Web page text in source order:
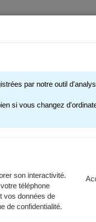
qui :
par notre outil
si vous changez
son interactivité.
téléphone
vos données de
de confidentialité.